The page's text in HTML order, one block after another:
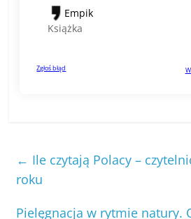
← Ile czytają Polacy –
roku
Pielęgnacja w rytmie natury.